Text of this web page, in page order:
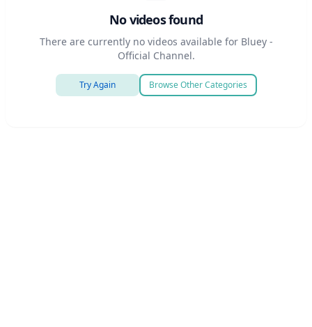
No videos found
There are currently no videos available for Bluey -
Official Channel.
Try Again Browse Other Categories